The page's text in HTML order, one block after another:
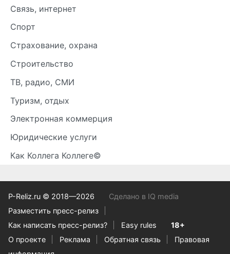
Связь, интернет
Спорт
Страхование, охрана
Строительство
ТВ, радио, СМИ
Туризм, отдых
Электронная коммерция
Юридические услуги
Как Коллега Коллеге©
P-Reliz.ru © 2018—2026
Сделано в IQ media
Разместить пресс-релиз
Как написать пресс-релиз?
Easy rules
18+
О проекте
Реклама Обратная связь
Правовая